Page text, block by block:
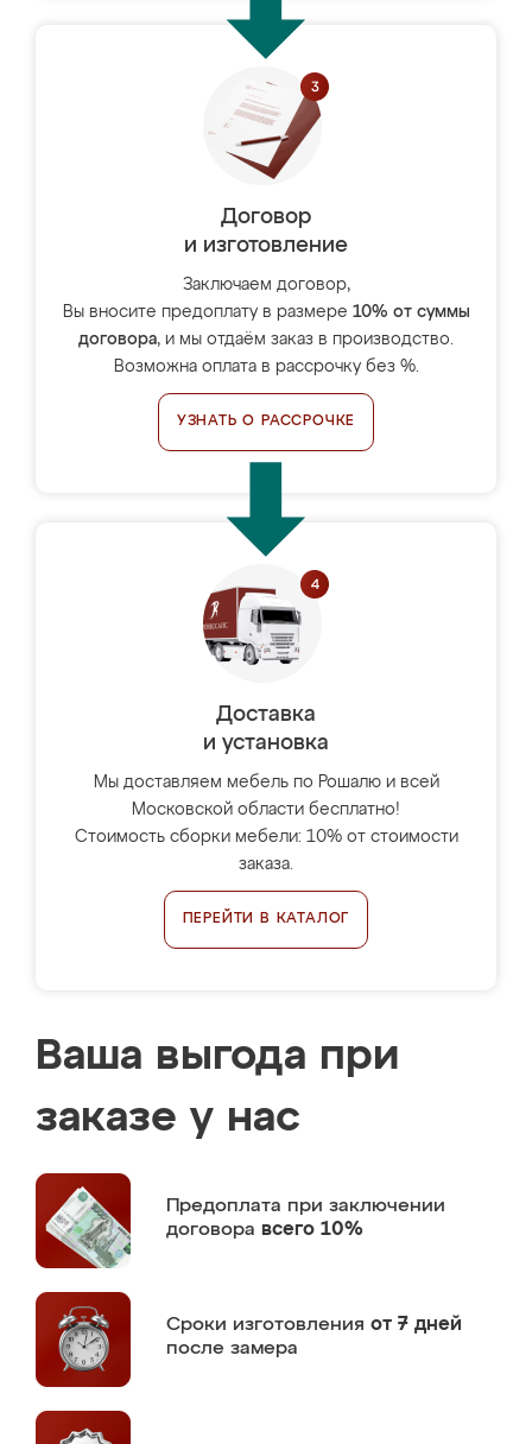
Договор
и изготовление
Заключаем договор,
Вы вносите предоплату в размере 10% от суммы
договора, и мы отдаём заказ в производство.
Возможна оплата в рассрочку без %.
УЗНАТЬ О РАССРОЧКЕ
Доставка
и установка
Мы доставляем мебель по Рошалю и всей
Московской области бесплатно!
Стоимость сборки мебели: 10% от стоимости
заказа.
ПЕРЕЙТИ В КАТАЛОГ
Ваша выгода при
заказе у нас
Предоплата при заключении
договора всего 10%
Сроки изготовления от 7 дней
после замера